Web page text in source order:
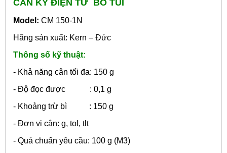
CÂN KỸ ĐIỆN TỬ BỎ TÚI
Model: CM 150-1N
Hãng sản xuất: Kern – Đức
Thông số kỹ thuật:
- Khả năng cân tối đa: 150 g
- Độ đọc được : 0,1 g
- Khoảng trừ bì : 150 g
- Đơn vị cân: g, tol, tlt
- Quả chuẩn yêu cầu: 100 g (M3)